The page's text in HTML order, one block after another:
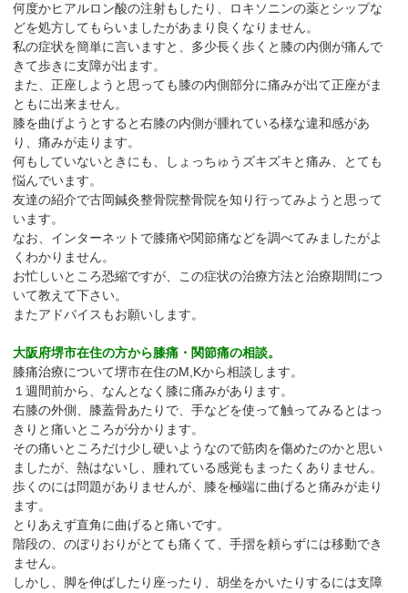
何度かヒアルロン酸の注射もしたり、ロキソニンの薬とシップな
どを処方してもらいましたがあまり良くなりません。
私の症状を簡単に言いますと、多少長く歩くと膝の内側が痛んで
きて歩きに支障が出ます。
また、正座しようと思っても膝の内側部分に痛みが出て正座がま
ともに出来ません。
膝を曲げようとすると右膝の内側が腫れている様な違和感があ
り、痛みが走ります。
何もしていないときにも、しょっちゅうズキズキと痛み、とても
悩んでいます。
友達の紹介で古岡鍼灸整骨院整骨院を知り行ってみようと思って
います。
なお、インターネットで膝痛や関節痛などを調べてみましたがよ
くわかりません。
お忙しいところ恐縮ですが、この症状の治療方法と治療期間につ
いて教えて下さい。
またアドバイスもお願いします。
大阪府堺市在住の方から膝痛・関節痛の相談。
膝痛治療について堺市在住のM,Kから相談します。
１週間前から、なんとなく膝に痛みがあります。
右膝の外側、膝蓋骨あたりで、手などを使って触ってみるとはっ
きりと痛いところが分かります。
その痛いところだけ少し硬いようなので筋肉を傷めたのかと思い
ましたが、熱はないし、腫れている感覚もまったくありません。
歩くのには問題がありませんが、膝を極端に曲げると痛みが走り
ます。
とりあえず直角に曲げると痛いです。
階段の、のぼりおりがとても痛くて、手摺を頼らずには移動でき
ません。
しかし、脚を伸ばしたり座ったり、胡坐をかいたりするには支障